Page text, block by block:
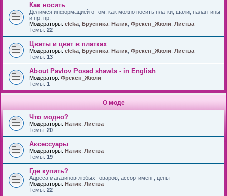
Как носить
Делимся информацией о том, как можно носить платки, шали, палантины
и пр. пр.
Модераторы: eleka Брусника Натик Фрекен_Жюли Листва
Темы: 22
Цветы и цвет в платках
Модераторы: eleka Брусника Натик Фрекен_Жюли Листва
Темы: 13
About Pavlov Posad shawls - in English
Модератор: Фрекен_Жюли
Темы: 1
О моде
Что модно?
Модераторы: Натик Листва
Темы: 20
Аксессуары
Модераторы: Натик Листва
Темы: 19
Где купить?
Адреса магазинов любых товаров, ассортимент, цены
Модераторы: Натик Листва
Темы: 22